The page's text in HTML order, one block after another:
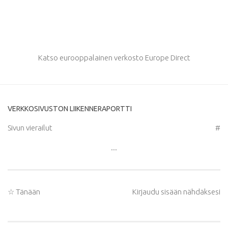
Katso eurooppalainen verkosto Europe Direct
VERKKOSIVUSTON LIIKENNERAPORTTI
Sivun vierailut #
...
☆ Tänään Kirjaudu sisään nähdäksesi